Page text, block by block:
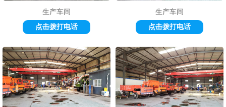
生产车间
点击拨打电话
生产车间
点击拨打电话